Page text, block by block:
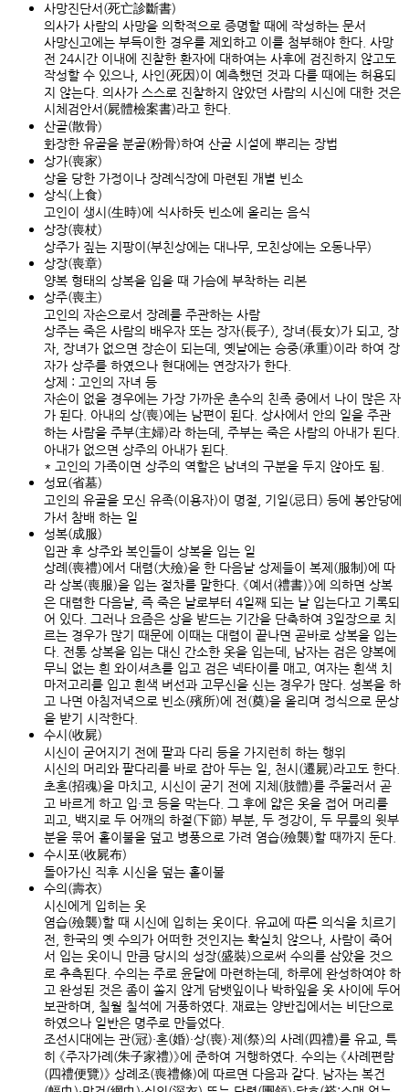
사망진단서(死亡診斷書)
의사가 사람의 사망을 의학적으로 증명할 때에 작성하는 문서
사망신고에는 부득이한 경우를 제외하고 이를 첨부해야 한다. 사망
전 24시간 이내에 진찰한 환자에 대하여는 사후에 검진하지 않고도
작성할 수 있으나, 사인(死因)이 예측했던 것과 다를 때에는 허용되
지 않는다. 의사가 스스로 진찰하지 않았던 사람의 시신에 대한 것은
시체검안서(屍體檢案書)라고 한다.
산골(散骨)
화장한 유골을 분골(粉骨)하여 산골 시설에 뿌리는 장법
상가(喪家)
상을 당한 가정이나 장례식장에 마련된 개별 빈소
상식(上食)
고인이 생시(生時)에 식사하듯 빈소에 올리는 음식
상장(喪杖)
상주가 짚는 지팡이(부친상에는 대나무, 모친상에는 오동나무)
상장(喪章)
양복 형태의 상복을 입을 때 가슴에 부착하는 리본
상주(喪主)
고인의 자손으로서 장례를 주관하는 사람
상주는 죽은 사람의 배우자 또는 장자(長子), 장녀(長女)가 되고, 장
자, 장녀가 없으면 장손이 되는데, 옛날에는 승중(承重)이라 하여 장
자가 상주를 하였으나 현대에는 연장자가 한다.
상제 : 고인의 자녀 등
자손이 없을 경우에는 가장 가까운 촌수의 친족 중에서 나이 많은 자
가 된다. 아내의 상(喪)에는 남편이 된다. 상사에서 안의 일을 주관
하는 사람을 주부(主婦)라 하는데, 주부는 죽은 사람의 아내가 된다.
아내가 없으면 상주의 아내가 된다.
* 고인의 가족이면 상주의 역할은 남녀의 구분을 두지 않아도 됨.
성묘(省墓)
고인의 유골을 모신 유족(이용자)이 명절, 기일(忌日) 등에 봉안당에
가서 참배 하는 일
성복(成服)
입관 후 상주와 복인들이 상복을 입는 일
상례(喪禮)에서 대렴(大殮)을 한 다음날 상제들이 복제(服制)에 따
라 상복(喪服)을 입는 절차를 말한다. 《예서(禮書)》에 의하면 상복
은 대렴한 다음날, 즉 죽은 날로부터 4일째 되는 날 입는다고 기록되
어 있다. 그러나 요즘은 상을 받드는 기간을 단축하여 3일장으로 치
르는 경우가 많기 때문에 이때는 대렴이 끝나면 곧바로 상복을 입는
다. 전통 상복을 입는 대신 간소한 옷을 입는데, 남자는 검은 양복에
무늬 없는 흰 와이셔츠를 입고 검은 넥타이를 매고, 여자는 흰색 치
마저고리를 입고 흰색 버선과 고무신을 신는 경우가 많다. 성복을 하
고 나면 아침저녁으로 빈소(殯所)에 전(奠)을 올리며 정식으로 문상
을 받기 시작한다.
수시(收屍)
시신이 굳어지기 전에 팔과 다리 등을 가지런히 하는 행위
시신의 머리와 팔다리를 바로 잡아 두는 일, 천시(遷屍)라고도 한다.
초혼(招魂)을 마치고, 시신이 굳기 전에 지체(肢體)를 주물러서 곧
고 바르게 하고 입·코 등을 막는다. 그 후에 얇은 옷을 접어 머리를
괴고, 백지로 두 어깨의 하절(下節) 부분, 두 정강이, 두 무릎의 윗부
분을 묶어 홑이불을 덮고 병풍으로 가려 염습(殮襲)할 때까지 둔다.
수시포(收屍布)
돌아가신 직후 시신을 덮는 홑이불
수의(壽衣)
시신에게 입히는 옷
염습(殮襲)할 때 시신에 입히는 옷이다. 유교에 따른 의식을 치르기
전, 한국의 옛 수의가 어떠한 것인지는 확실치 않으나, 사람이 죽어
서 입는 옷이니 만큼 당시의 성장(盛裝)으로써 수의를 삼았을 것으
로 추측된다. 수의는 주로 윤달에 마련하는데, 하루에 완성하여야 하
고 완성된 것은 좀이 쏠지 않게 담뱃잎이나 박하잎을 옷 사이에 두어
보관하며, 칠월 칠석에 거풍하였다. 재료는 양반집에서는 비단으로
하였으나 일반은 명주로 만들었다.
조선시대에는 관(冠)·혼(婚)·상(喪)·제(祭)의 사례(四禮)를 유교, 특
히 《주자가례(朱子家禮)》에 준하여 거행하였다. 수의는 《사례편람
(四禮便覽)》 상례조(喪禮條)에 따르면 다음과 같다. 남자는 복건